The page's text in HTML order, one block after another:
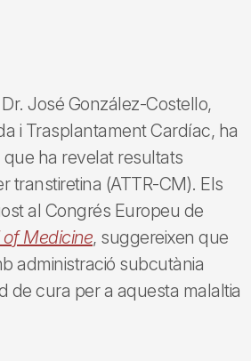
José González-Costello,
i Trasplantament Cardíac, ha
ha revelat resultats
transtiretina (ATTR-CM). Els
al Congrés Europeu de
Medicine, suggereixen que
administració subcutània
de cura per a aquesta malaltia